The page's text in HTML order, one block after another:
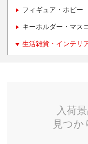
フィギュア・ホビー
キーホルダー・マス
生活雑貨・インテリ